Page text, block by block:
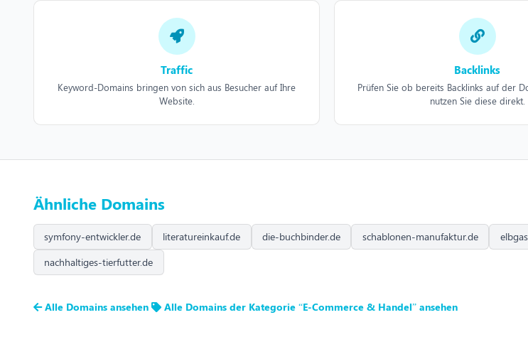
Traffic
Keyword-Domains bringen von sich aus Besucher auf Ihre
Website.
Backlinks
Prüfen Sie ob bereits Backlinks auf der
nutzen Sie diese direkt.
Ähnliche Domains
symfony-entwickler.de literatureinkauf.de die-buchbinder.de schablonen-manufaktur.de
nachhaltiges-tierfutter.de
Alle Domains ansehen Alle Domains der Kategorie “E-Commerce & Handel” ansehen